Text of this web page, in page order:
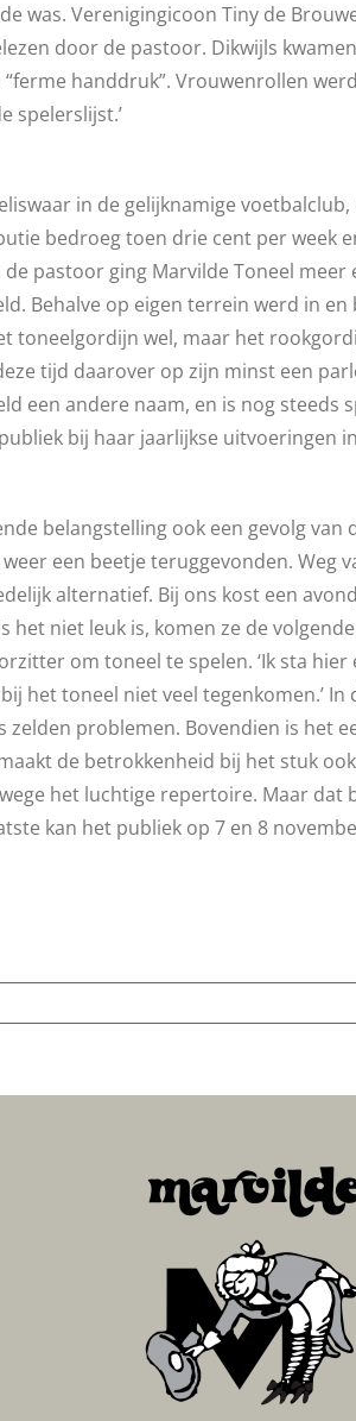
was. Verenigingicoon Tiny de
door de pastoor. Dikwijls
“ferme handdruk”. Vrouwenrollen
spelerslijst.’
in de gelijknamige
bedroeg toen drie cent per week
pastoor ging Marvilde Toneel
Behalve op eigen terrein werd in
toneelgordijn wel, maar het
tijd daarover op zijn minst een
een andere naam, en is nog
bij haar jaarlijkse uitvoeringen
belangstelling ook een gevolg
een beetje teruggevonden. Weg
alternatief. Bij ons kost een
niet leuk is, komen ze de
om toneel te spelen. ‘Ik sta
het toneel niet veel tegenkomen.’
problemen. Bovendien is het
de betrokkenheid bij het stuk
het luchtige repertoire. Maar
kan het publiek op 7 en 8